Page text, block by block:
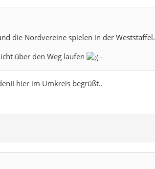
die Nordvereine spielen in der Weststaffel.
über den Weg laufen
-
hier im Umkreis begrüßt..